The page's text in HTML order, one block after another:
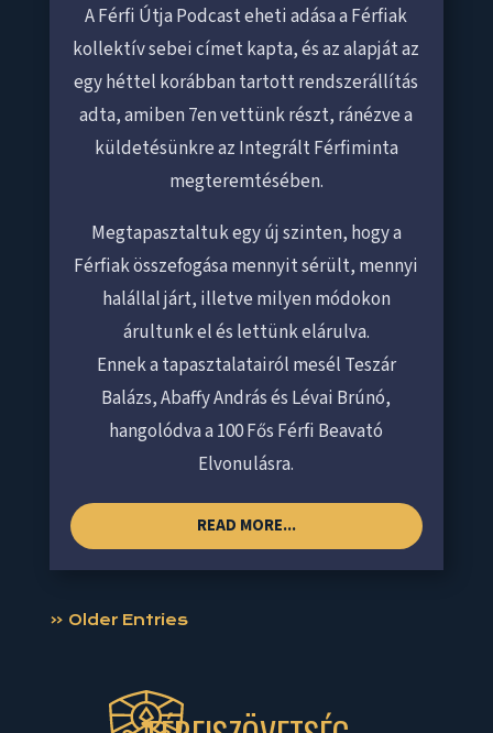
A Férfi Útja Podcast eheti adása a Férfiak
kollektív sebei címet kapta, és az alapját az
egy héttel korábban tartott rendszerállítás
adta, amiben 7en vettünk részt, ránézve a
küldetésünkre az Integrált Férfiminta
megteremtésében.
Megtapasztaltuk egy új szinten, hogy a
Férfiak összefogása mennyit sérült, mennyi
halállal járt, illetve milyen módokon
árultunk el és lettünk elárulva.
Ennek a tapasztalatairól mesél Teszár
Balázs, Abaffy András és Lévai Brúnó,
hangolódva a 100 Fős Férfi Beavató
Elvonulásra.
READ MORE...
« Older Entries